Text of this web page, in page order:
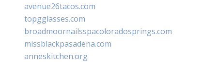
avenue26tacos.com
topgglasses.com
broadmoornailsspacoloradosprings.com
missblackpasadena.com
anneskitchen.org